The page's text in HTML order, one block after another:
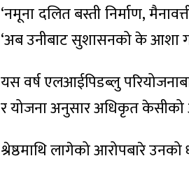
‘नमूना दलित बस्ती निर्माण,
‘अब उनीबाट सुशासनको के आशा
यस वर्ष एलआईपिडब्लु
र योजना अनुसार अधिकृत
श्रेष्ठमाथि लागेको आरोपबारे